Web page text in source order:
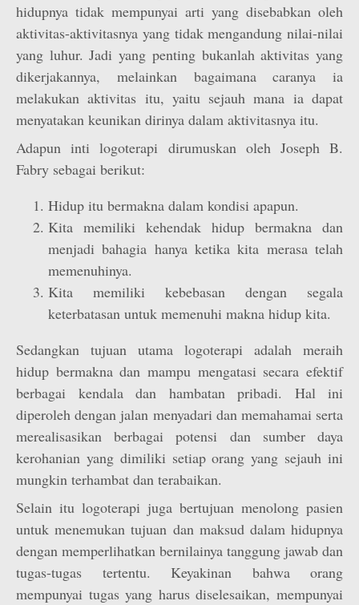
hidupnya tidak mempunyai arti yang disebabkan oleh
aktivitas-aktivitasnya yang tidak mengandung nilai-nilai
yang luhur. Jadi yang penting bukanlah aktivitas yang
dikerjakannya, melainkan bagaimana caranya ia
melakukan aktivitas itu, yaitu sejauh mana ia dapat
menyatakan keunikan dirinya dalam aktivitasnya itu.
Adapun inti logoterapi dirumuskan oleh Joseph B.
Fabry sebagai berikut:
Hidup itu bermakna dalam kondisi apapun.
Kita memiliki kehendak hidup bermakna dan
menjadi bahagia hanya ketika kita merasa telah
memenuhinya.
Kita memiliki kebebasan dengan segala
keterbatasan untuk memenuhi makna hidup kita.
Sedangkan tujuan utama logoterapi adalah meraih
hidup bermakna dan mampu mengatasi secara efektif
berbagai kendala dan hambatan pribadi. Hal ini
diperoleh dengan jalan menyadari dan memahamai serta
merealisasikan berbagai potensi dan sumber daya
kerohanian yang dimiliki setiap orang yang sejauh ini
mungkin terhambat dan terabaikan.
Selain itu logoterapi juga bertujuan menolong pasien
untuk menemukan tujuan dan maksud dalam hidupnya
dengan memperlihatkan bernilainya tanggung jawab dan
tugas-tugas tertentu. Keyakinan bahwa orang
mempunyai tugas yang harus diselesaikan, mempunyai